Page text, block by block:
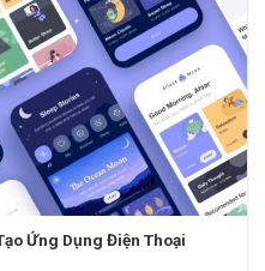
Ứng Dụng Điện Thoại